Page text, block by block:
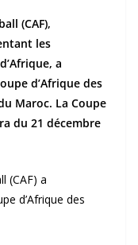
(CAF),
les
a
d’Afrique des
Maroc. La Coupe
du 21 décembre
(CAF) a
d’Afrique des